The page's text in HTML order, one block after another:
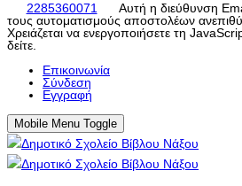
2285360071
Αυτή η διεύθυνση
τους αυτοματισμούς αποστολέων
Χρειάζεται να ενεργοποιήσετε τη
δείτε.
Eπικοινωνία
Σύνδεση
Εγγραφή
Mobile Menu Toggle